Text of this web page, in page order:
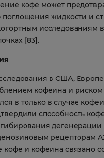
кофе может
жидкости и
когортным
[83].
в США,
кофеина и
в только в случае
способность
рецепторам
кофе и кофеина связано